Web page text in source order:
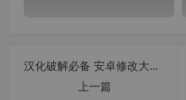
汉化破解必备 安卓修改大师v8.2.0.0 破解永久vip会员直装增强版
上一篇